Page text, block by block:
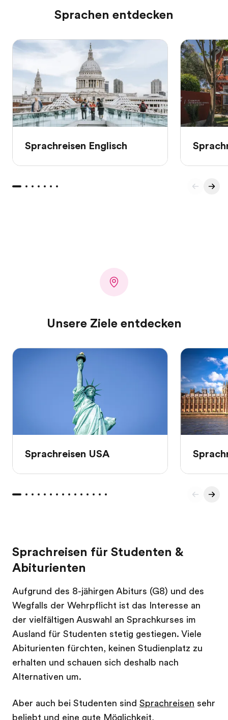
Sprachen entdecken
Sprachreisen Englisch
Unsere Ziele entdecken
Sprachreisen USA
Sprachreisen für Studenten &
Abiturienten
Aufgrund des 8-jähirgen Abiturs (G8) und des
Wegfalls der Wehrpflicht ist das Interesse an
der vielfältigen Auswahl an Sprachkurses im
Ausland für Studenten stetig gestiegen. Viele
Abiturienten fürchten, keinen Studienplatz zu
erhalten und schauen sich deshalb nach
Alternativen um.
Aber auch bei Studenten sind Sprachreisen sehr
beliebt und eine gute Möglichkeit,